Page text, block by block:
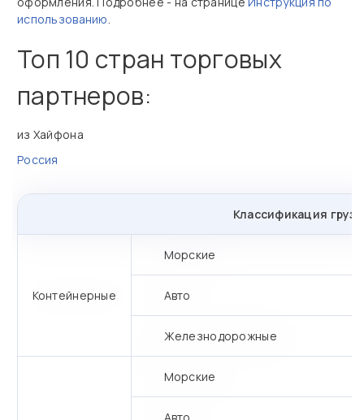
использованию.
Топ 10 стран торговых
партнеров:
из Хайфона
Россия
Классификация
Контейнерные
Морские
Авто
Железнодорожные
Морские